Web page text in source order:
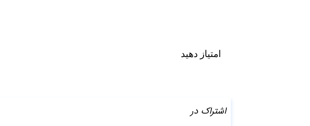
امتیاز دهید
اشتراک در